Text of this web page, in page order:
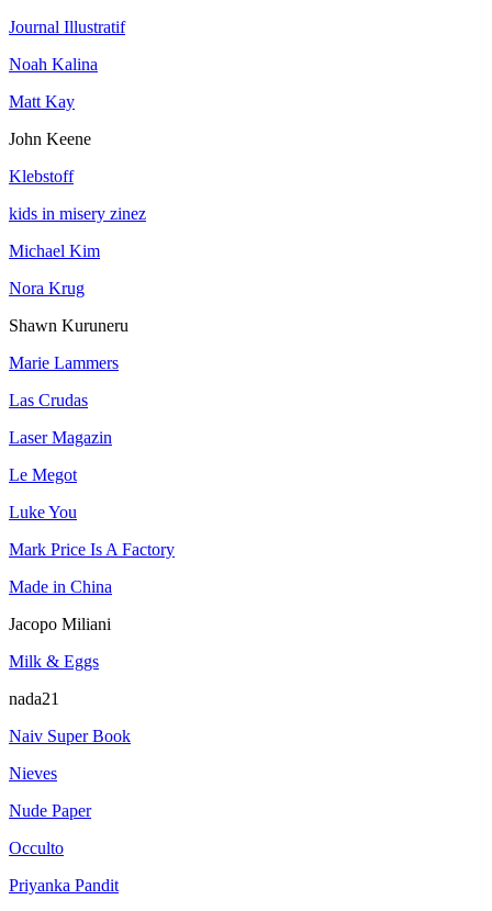
Journal Illustratif
Noah Kalina
Matt Kay
John Keene
Klebstoff
kids in misery zinez
Michael Kim
Nora Krug
Shawn Kuruneru
Marie Lammers
Las Crudas
Laser Magazin
Le Megot
Luke You
Mark Price Is A Factory
Made in China
Jacopo Miliani
Milk & Eggs
nada21
Naiv Super Book
Nieves
Nude Paper
Occulto
Priyanka Pandit